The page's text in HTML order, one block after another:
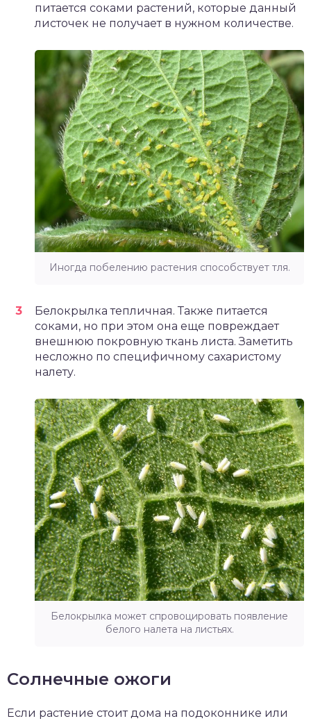
питается соками растений, которые данный
листочек не получает в нужном количестве.
Иногда побелению растения способствует тля.
Белокрылка тепличная. Также питается
соками, но при этом она еще повреждает
внешнюю покровную ткань листа. Заметить
несложно по специфичному сахаристому
налету.
Белокрылка может спровоцировать появление
белого налета на листьях.
Солнечные ожоги
Если растение стоит дома на подоконнике или